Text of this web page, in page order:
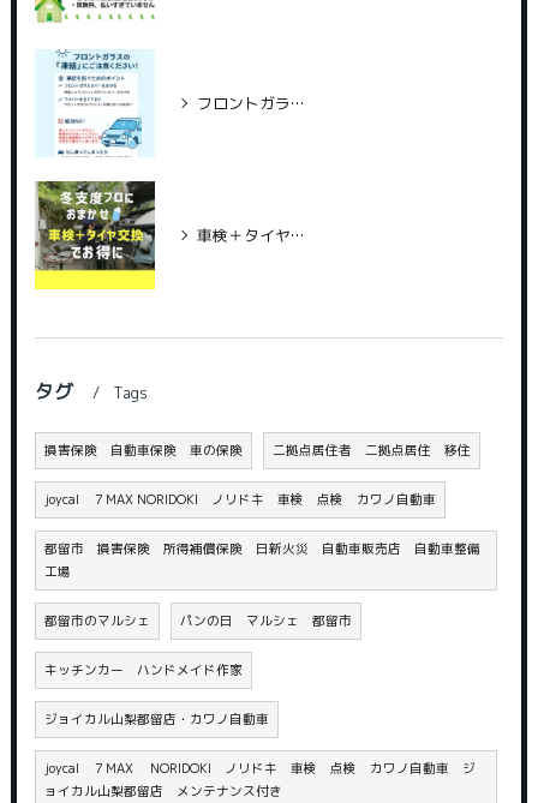
フロントガラス凍結対策！
車検＋タイヤ交換でお得＆安心
タグ Tags
損害保険 自動車保険 車の保険 二拠点居住者 二拠点居住 移住
joycal ７MAX NORIDOKI ノリドキ 車検 点検 カワノ自動車
都留市 損害保険 所得補償保険 日新火災 自動車販売店 自動車整備
工場
都留市のマルシェ パンの日 マルシェ 都留市
キッチンカー ハンドメイド作家
ジョイカル山梨都留店・カワノ自動車
joycal ７MAX NORIDOKI ノリドキ 車検 点検 カワノ自動車 ジ
ョイカル山梨都留店 メンテナンス付き